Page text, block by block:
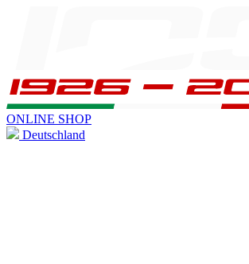
ONLINE SHOP
Deutschland